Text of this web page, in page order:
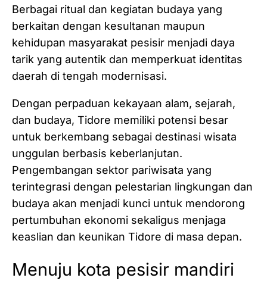
Berbagai ritual dan kegiatan budaya yang
berkaitan dengan kesultanan maupun
kehidupan masyarakat pesisir menjadi daya
tarik yang autentik dan memperkuat identitas
daerah di tengah modernisasi.
Dengan perpaduan kekayaan alam, sejarah,
dan budaya, Tidore memiliki potensi besar
untuk berkembang sebagai destinasi wisata
unggulan berbasis keberlanjutan.
Pengembangan sektor pariwisata yang
terintegrasi dengan pelestarian lingkungan dan
budaya akan menjadi kunci untuk mendorong
pertumbuhan ekonomi sekaligus menjaga
keaslian dan keunikan Tidore di masa depan.
Menuju kota pesisir mandiri